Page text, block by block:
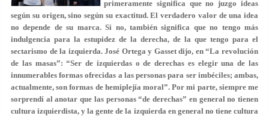
primeramente significa que no juzgo ideas
según su origen, sino según su exactitud. El verdadero valor de una idea
no depende de su marca. Si no, también significa que no tengo más
indulgencia para la estupidez de la derecha, de la que tengo para el
sectarismo de la izquierda. José Ortega y Gasset dijo, en “La revolución
de las masas”: “Ser de izquierdas o de derechas es elegir una de las
innumerables formas ofrecidas a las personas para ser imbéciles; ambas,
actualmente, son formas de hemiplejía moral”. Por mi parte, siempre me
sorprendí al anotar que las personas “de derechas” en general no tienen
cultura izquierdista, y la gente de la izquierda en general no tiene cultura